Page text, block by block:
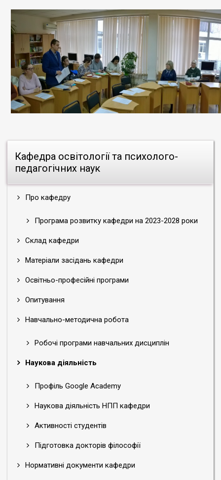
Кафедра освітології та психолого-
педагогічних наук
Про кафедру
Програма розвитку кафедри на 2023-2028 роки
Склад кафедри
Матеріали засідань кафедри
Освітньо-професійні програми
Опитування
Навчально-методична робота
Робочі програми навчальних дисциплін
Наукова діяльність
Профіль Google Academy
Наукова діяльність НПП кафедри
Активності студентів
Підготовка докторів філософії
Нормативні документи кафедри